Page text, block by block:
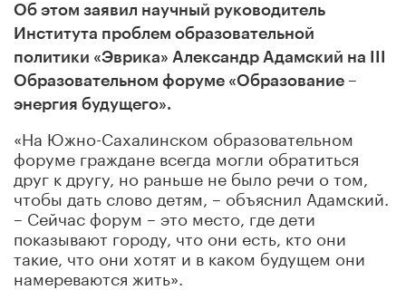
Об этом заявил научный руководитель
Института проблем образовательной
политики «Эврика» Александр Адамский на III
Образовательном форуме «Образование –
энергия будущего».
«На Южно-Сахалинском образовательном
форуме граждане всегда могли обратиться
друг к другу, но раньше не было речи о том,
чтобы дать слово детям, – объяснил Адамский.
– Сейчас форум – это место, где дети
показывают городу, что они есть, кто они
такие, что они хотят и в каком будущем они
намереваются жить».